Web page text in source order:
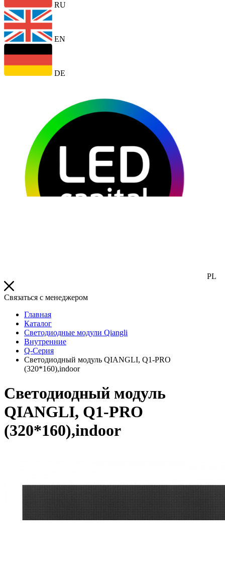
RU
EN
DE
PL
Связаться с менеджером
Главная
Каталог
Светодиодные модули Qiangli
Внутренние
Q-Серия
Светодиодный модуль QIANGLI, Q1-PRO
(320*160),indoor
Светодиодный модуль
QIANGLI, Q1-PRO
(320*160),indoor